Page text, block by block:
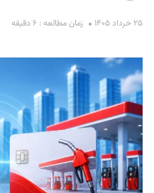
۲۵ خرداد ۱۴۰۵ زمان مطالعه : ۶ دقیقه